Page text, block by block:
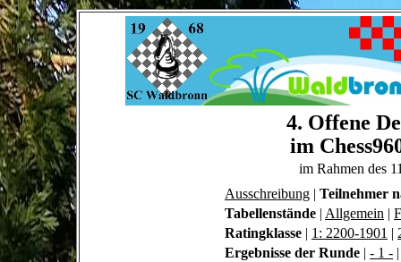
4. Offene
im
im Rahmen des
Ausschreibung | Teilnehmer
Tabellenstände | Allgemein |
Ratingklasse | 1: 2200-1901 |
Ergebnisse der Runde | - 1 -